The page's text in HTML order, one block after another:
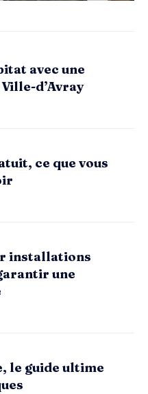
avec une
d’Avray
ce que vous
installations
une
le guide ultime